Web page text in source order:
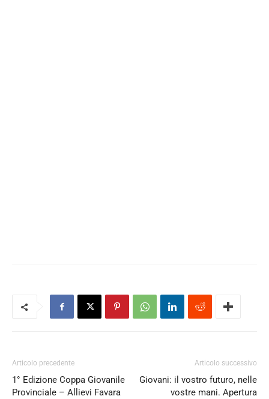
Articolo precedente
1° Edizione Coppa Giovanile
Provinciale – Allievi Favara
Articolo successivo
Giovani: il vostro futuro, nelle
vostre mani. Apertura